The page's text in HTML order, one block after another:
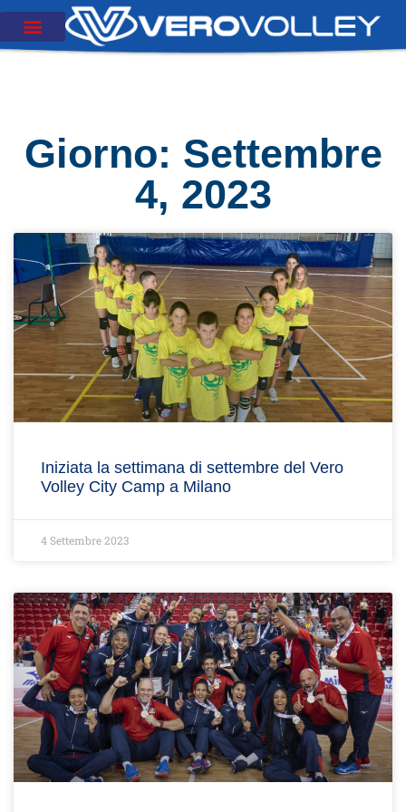
Giorno: Settembre
4, 2023
Iniziata la settimana di settembre del Vero
Volley City Camp a Milano
4 Settembre 2023